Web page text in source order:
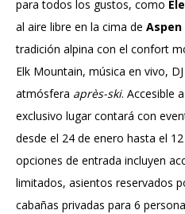
para todos los gustos, como
al aire libre en la cima de
tradición alpina con el confort
Elk Mountain, música en vivo,
atmósfera après-ski. Accesible
exclusivo lugar contará con
desde el 24 de enero hasta el
opciones de entrada incluyen
limitados, asientos reservados
cabañas privadas para 6